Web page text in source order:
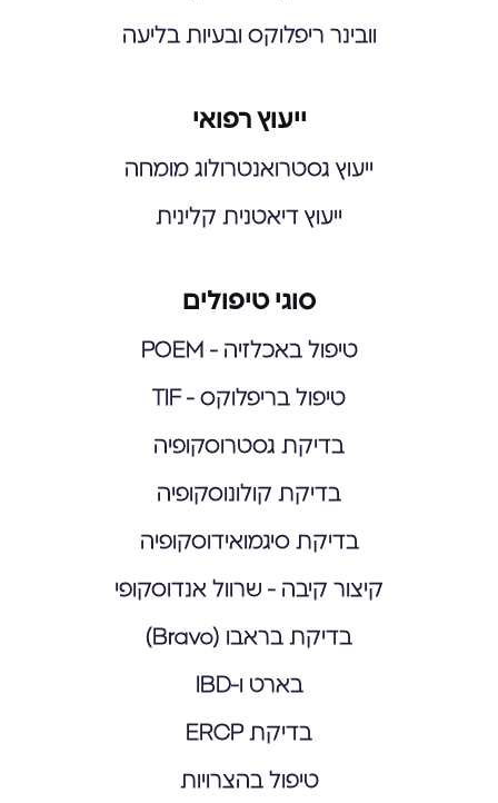
וובינר ריפלוקס ובעיות בליעה
ייעוץ רפואי
ייעוץ גסטרואנטרולוג מומחה
ייעוץ דיאטנית קלינית
סוגי טיפולים
טיפול באכלזיה - POEM
טיפול בריפלוקס - TIF
בדיקת גסטרוסקופיה
בדיקת קולונוסקופיה
בדיקת סיגמואידוסקופיה
קיצור קיבה - שרוול אנדוסקופי
בדיקת בראבו (Bravo)
בארט ו-IBD
בדיקת ERCP
טיפול בהצרויות